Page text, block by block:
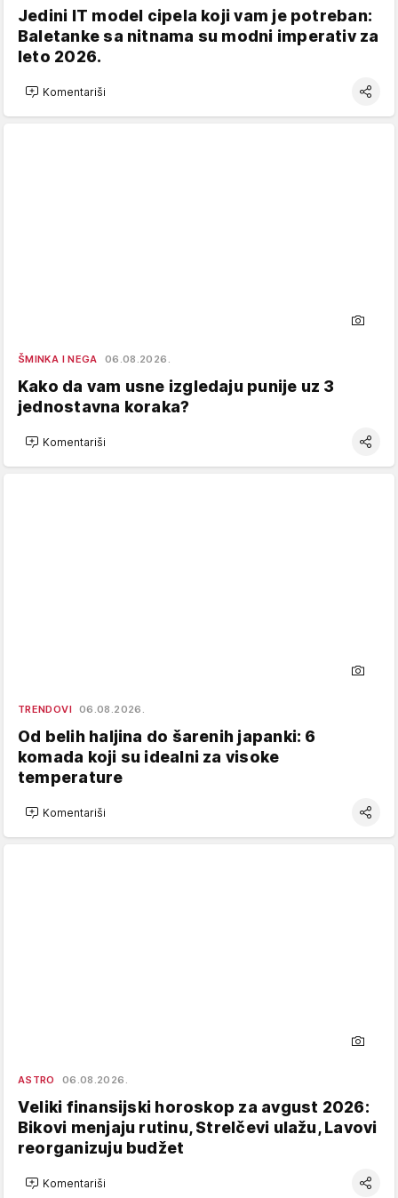
Jedini IT model cipela koji vam je potreban:
Baletanke sa nitnama su modni imperativ za
leto 2026.
Komentariši
ŠMINKA I NEGA 06.08.2026.
Kako da vam usne izgledaju punije uz 3
jednostavna koraka?
Komentariši
TRENDOVI 06.08.2026.
Od belih haljina do šarenih japanki: 6
komada koji su idealni za visoke
temperature
Komentariši
ASTRO 06.08.2026.
Veliki finansijski horoskop za avgust 2026:
Bikovi menjaju rutinu, Strelčevi ulažu, Lavovi
reorganizuju budžet
Komentariši